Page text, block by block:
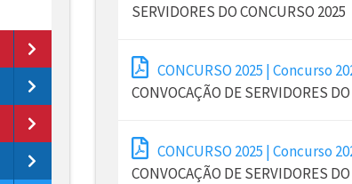
SERVIDORES DO CONCURSO 2025
CONCURSO 2025 | Concurso
CONVOCAÇÃO DE SERVIDORES
CONCURSO 2025 | Concurso
CONVOCAÇÃO DE SERVIDORES